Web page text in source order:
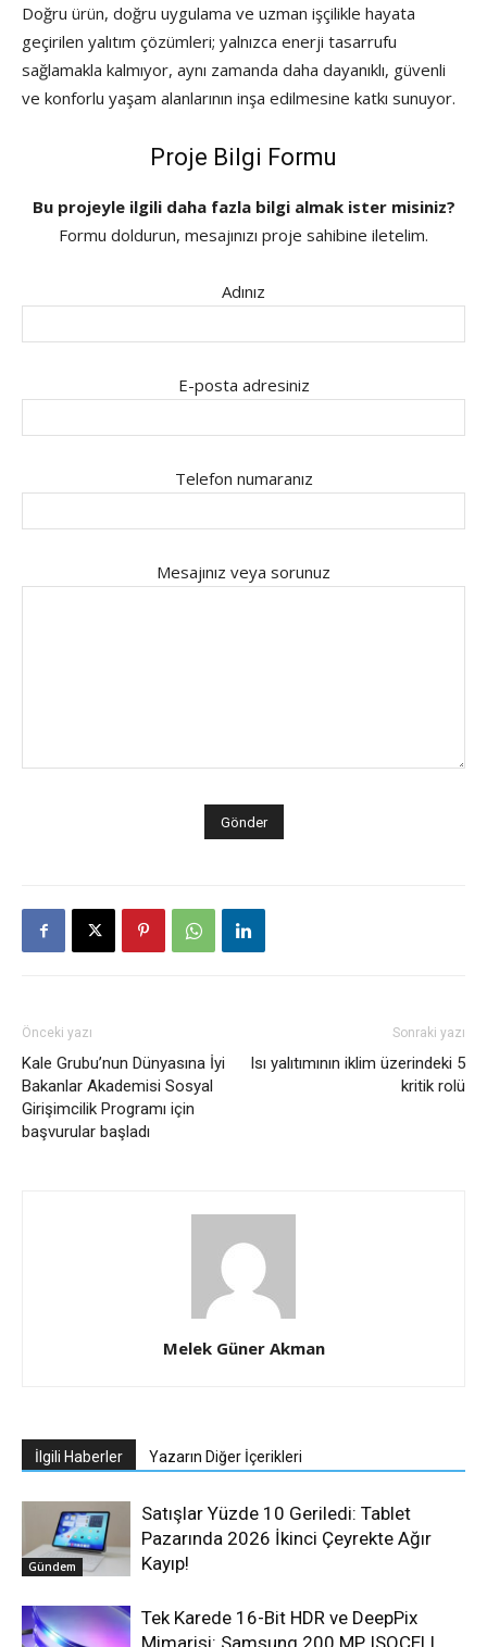
Doğru ürün, doğru uygulama ve uzman işçilikle hayata
geçirilen yalıtım çözümleri; yalnızca enerji tasarrufu
sağlamakla kalmıyor, aynı zamanda daha dayanıklı, güvenli
ve konforlu yaşam alanlarının inşa edilmesine katkı sunuyor.
Proje Bilgi Formu
Bu projeyle ilgili daha fazla bilgi almak ister misiniz?
Formu doldurun, mesajınızı proje sahibine iletelim.
Adınız
E-posta adresiniz
Telefon numaranız
Mesajınız veya sorunuz
Önceki yazı
Kale Grubu’nun Dünyasına İyi
Bakanlar Akademisi Sosyal
Girişimcilik Programı için
başvurular başladı
Sonraki yazı
Isı yalıtımının iklim üzerindeki 5
kritik rolü
Melek Güner Akman
İlgili Haberler Yazarın Diğer İçerikleri
Gündem
Satışlar Yüzde 10 Geriledi: Tablet
Pazarında 2026 İkinci Çeyrekte Ağır
Kayıp!
Tek Karede 16-Bit HDR ve DeepPix
Mimarisi: Samsung 200 MP ISOCELL